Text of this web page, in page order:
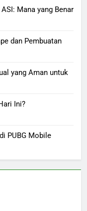
Mana yang Benar
dan Pembuatan
yang Aman untuk
Ini?
PUBG Mobile